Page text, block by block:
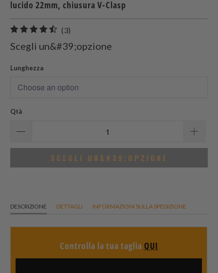
lucido 22mm, chiusura V-Clasp
(3)
recensioni
totali
Scegli un&#39;opzione
Lunghezza
Qtà
SCEGLI UN&#39;OPZIONE
DESCRIZIONE DETTAGLI INFORMAZIONI SULLA SPEDIZIONE
Controlla la tua taglia QUI